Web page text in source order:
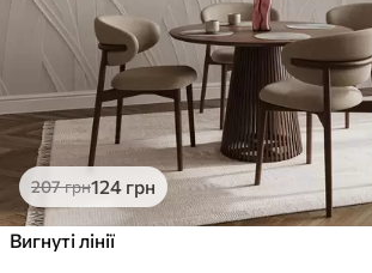
207грн124 грн
Вигнуті лінії